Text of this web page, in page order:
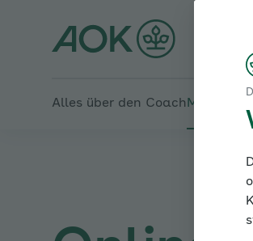
Alles über den Coach Mein
Blutdruck im Griff:
Wie wirken Blutdrucksenker?
Hochdrucktherapie gestern und